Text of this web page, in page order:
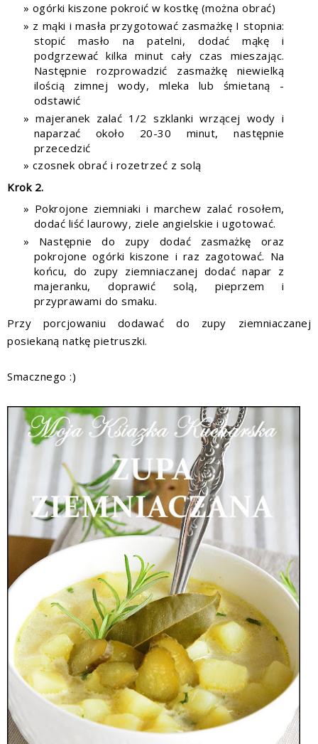
ogórki kiszone pokroić w kostkę (można obrać)
z mąki i masła przygotować zasmażkę I stopnia:
stopić masło na patelni, dodać mąkę i
podgrzewać kilka minut cały czas mieszając.
Następnie rozprowadzić zasmażkę niewielką
ilością zimnej wody, mleka lub śmietaną -
odstawić
majeranek zalać 1/2 szklanki wrzącej wody i
naparzać około 20-30 minut, następnie
przecedzić
czosnek obrać i rozetrzeć z solą
Krok 2.
Pokrojone ziemniaki i marchew zalać rosołem,
dodać liść laurowy, ziele angielskie i ugotować.
Następnie do zupy dodać zasmażkę oraz
pokrojone ogórki kiszone i raz zagotować. Na
końcu, do zupy ziemniaczanej dodać napar z
majeranku, doprawić solą, pieprzem i
przyprawami do smaku.
Przy porcjowaniu dodawać do zupy ziemniaczanej
posiekaną natkę pietruszki.
Smacznego :)